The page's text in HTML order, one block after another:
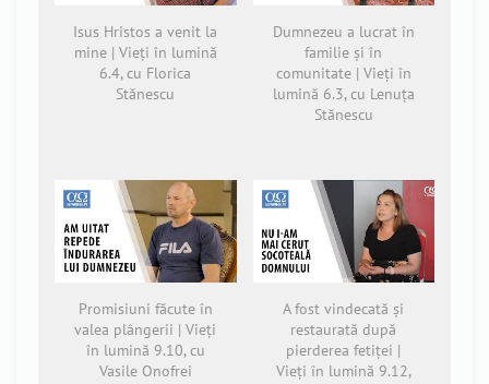
Isus Hristos a venit la
mine | Vieți în lumină
6.4, cu Florica
Stănescu
Dumnezeu a lucrat în
familie și în
comunitate | Vieți în
lumină 6.3, cu Lenuța
Stănescu
Promisiuni făcute în
valea plângerii | Vieți
în lumină 9.10, cu
Vasile Onofrei
A fost vindecată și
restaurată după
pierderea fetiței |
Vieți în lumină 9.12,